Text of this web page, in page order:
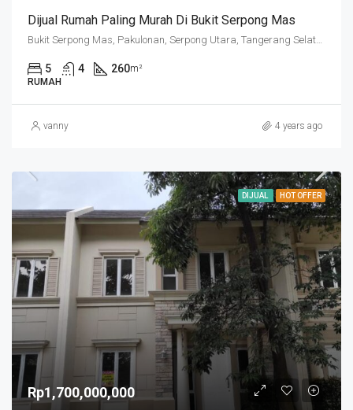
Dijual Rumah Paling Murah Di Bukit Serpong Mas
5 4 260m²
RUMAH
vanny 4 years ago
DIJUAL HOT OFFER
Rp1,700,000,000